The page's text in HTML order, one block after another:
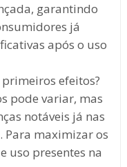
garantindo
já
após o uso
efeitos?
pode variar, mas
notáveis já nas
Para maximizar os
uso presentes na